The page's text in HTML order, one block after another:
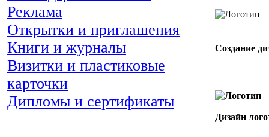
Реклама
Открытки и приглашения
Книги и журналы
Визитки и пластиковые
карточки
Дипломы и сертификаты
Создание
Дизайн